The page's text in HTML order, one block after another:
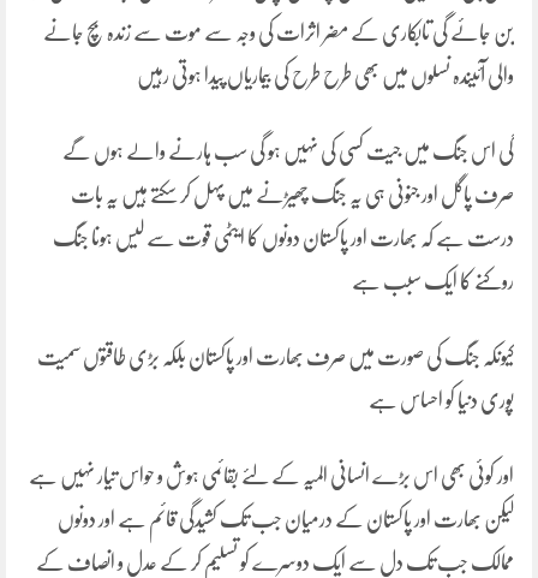
بن جائے گی تابکاری کے مضر اثرات کی وجہ سے موت سے زندہ بچ جانے
والی آئیندہ نسلوں میں بھی طرح طرح کی بیماریاں پیدا ہوتی رہیں
گی اس جنگ میں جیت کسی کی نہیں ہو گی سب ہارنے والے ہوں گے
صرف پاگل اور جنونی ہی یہ جنگ چھیڑنے میں پہل کر سکتے ہیں یہ بات
درست ہے کہ بھارت اور پاکستان دونوں کا ایٹمی قوت سے لیس ہونا جنگ
روکنے کا ایک سبب ہے
کیونکہ جنگ کی صورت میں صرف بھارت اور پاکستان بلکہ بڑی طاقتوں سمیت
پوری دنیا کو احساس ہے
اور کوئی بھی اس بڑے انسانی المیہ کے لئے بقائمی ہوش و حواس تیار نہیں ہے
لیکن بھارت اور پاکستان کے درمیان جب تک کشیدگی قائم ہے اور دونوں
ممالک جب تک دل سے ایک دوسرے کو تسلیم کر کے عدل و انصاف کے